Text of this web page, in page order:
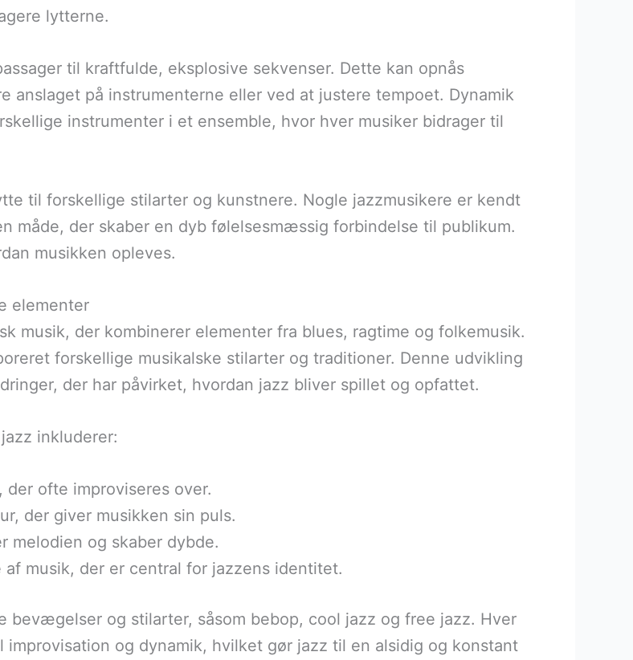
lytterne.
til kraftfulde, eksplosive sekvenser. Dette kan opnås
anslaget på instrumenterne eller ved at justere tempoet. Dynamik
instrumenter i et ensemble, hvor hver musiker bidrager til
til forskellige stilarter og kunstnere. Nogle jazzmusikere er kendt
måde, der skaber en dyb følelsesmæssig forbindelse til publikum.
musikken opleves.
elementer
musik, der kombinerer elementer fra blues, ragtime og folkemusik.
forskellige musikalske stilarter og traditioner. Denne udvikling
der har påvirket, hvordan jazz bliver spillet og opfattet.
inkluderer:
ofte improviseres over.
der giver musikken sin puls.
melodien og skaber dybde.
af musik, der er central for jazzens identitet.
og stilarter, såsom bebop, cool jazz og free jazz. Hver
og dynamik, hvilket gør jazz til en alsidig og konstant